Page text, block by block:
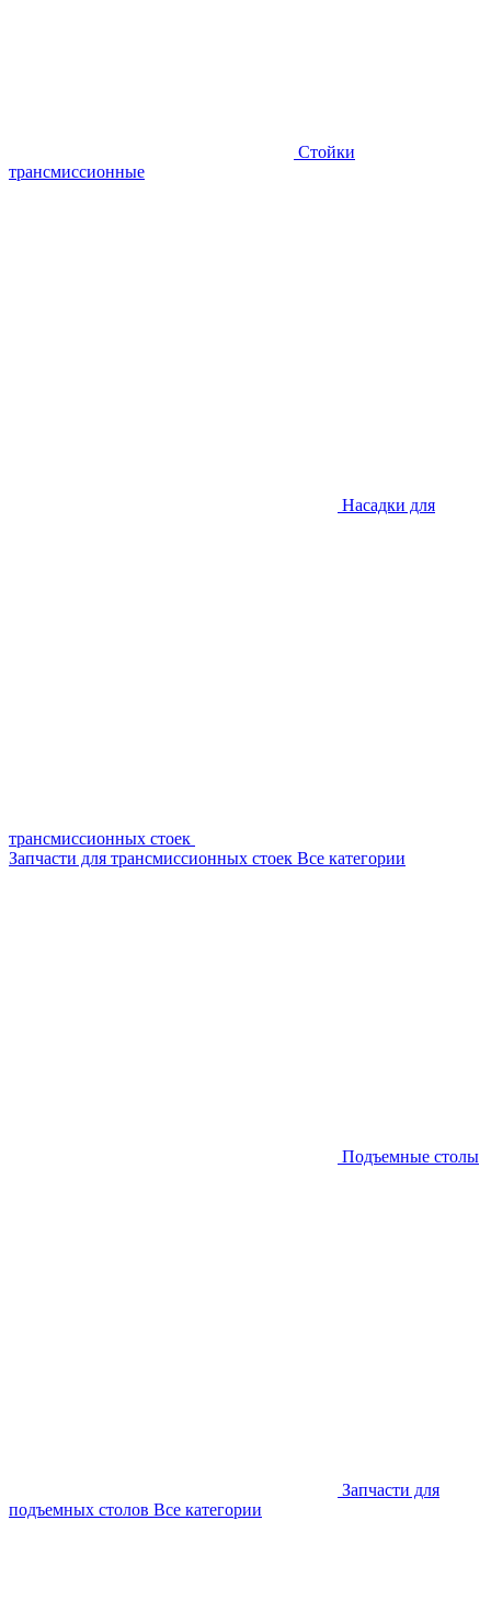
Стойки
трансмиссионные
Насадки для
трансмиссионных стоек
Запчасти для трансмиссионных стоек Все категории
Подъемные столы
Запчасти для
подъемных столов Все категории